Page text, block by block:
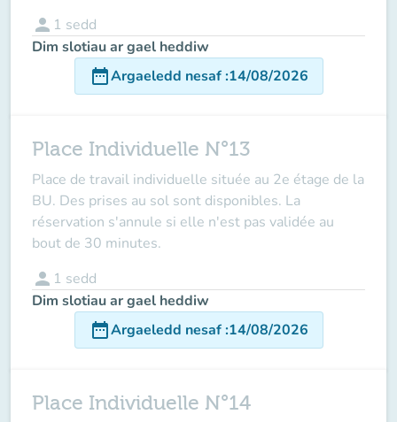
person 1 sedd
Dim slotiau ar gael heddiw
date_rangeArgaeledd nesaf:14/08/2026
Place Individuelle N°13
Place de travail individuelle située au 2e étage de la
BU. Des prises au sol sont disponibles. La
réservation s'annule si elle n'est pas validée au
bout de 30 minutes.
person 1 sedd
Dim slotiau ar gael heddiw
date_rangeArgaeledd nesaf:14/08/2026
Place Individuelle N°14